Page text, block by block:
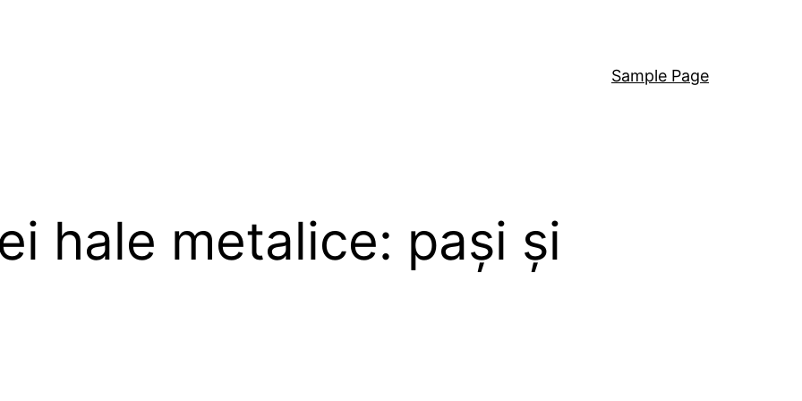
Sample Page
hale metalice: pași și